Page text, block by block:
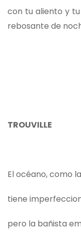
con tu aliento y
rebosante de
TROUVILLE
El océano, como
tiene
pero la bañista